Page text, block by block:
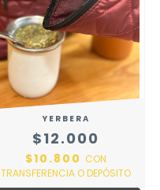
YERBERA
$12.000
$10.800 CON
TRANSFERENCIA O DEPÓSITO